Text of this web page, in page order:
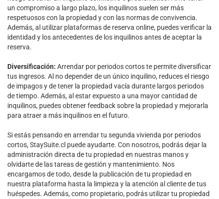
un compromiso a largo plazo, los inquilinos suelen ser más
respetuosos con la propiedad y con las normas de convivencia.
Además, al utilizar plataformas de reserva online, puedes verificar la
identidad y los antecedentes de los inquilinos antes de aceptar la
reserva.
Diversificación: Arrendar por periodos cortos te permite diversificar
tus ingresos. Al no depender de un único inquilino, reduces el riesgo
de impagos y de tener la propiedad vacía durante largos periodos
de tiempo. Además, al estar expuesto a una mayor cantidad de
inquilinos, puedes obtener feedback sobre la propiedad y mejorarla
para atraer a más inquilinos en el futuro.
Si estás pensando en arrendar tu segunda vivienda por periodos
cortos, StaySuite.cl puede ayudarte. Con nosotros, podrás dejar la
administración directa de tu propiedad en nuestras manos y
olvidarte de las tareas de gestión y mantenimiento. Nos
encargamos de todo, desde la publicación de tu propiedad en
nuestra plataforma hasta la limpieza y la atención al cliente de tus
huéspedes. Además, como propietario, podrás utilizar tu propiedad